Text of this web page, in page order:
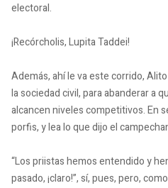
electoral.
¡Recórcholis, Lupita Taddei!
Además, ahí le va este corrido,
la sociedad civil, para abanderar a
alcancen niveles competitivos. En
porfis, y lea lo que dijo el
“Los priistas hemos entendido y
pasado, ¡claro!”, sí, pues, pero,